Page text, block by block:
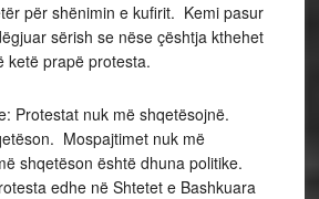
për shënimin e kufirit. Kemi pasur
sërish se nëse çështja kthehet
ketë prapë protesta.
Protestat nuk më shqetësojnë.
Mospajtimet nuk më
shqetëson është dhuna politike.
edhe në Shtetet e Bashkuara